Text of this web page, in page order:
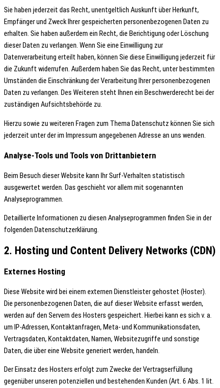
Sie haben jederzeit das Recht, unentgeltlich Auskunft über Herkunft,
Empfänger und Zweck Ihrer gespeicherten personenbezogenen Daten zu
erhalten. Sie haben außerdem ein Recht, die Berichtigung oder Löschung
dieser Daten zu verlangen. Wenn Sie eine Einwilligung zur
Datenverarbeitung erteilt haben, können Sie diese Einwilligung jederzeit für
die Zukunft widerrufen. Außerdem haben Sie das Recht, unter bestimmten
Umständen die Einschränkung der Verarbeitung Ihrer personenbezogenen
Daten zu verlangen. Des Weiteren steht Ihnen ein Beschwerderecht bei der
zuständigen Aufsichtsbehörde zu.
Hierzu sowie zu weiteren Fragen zum Thema Datenschutz können Sie sich
jederzeit unter der im Impressum angegebenen Adresse an uns wenden.
Analyse-Tools und Tools von Dritt­anbietern
Beim Besuch dieser Website kann Ihr Surf-Verhalten statistisch
ausgewertet werden. Das geschieht vor allem mit sogenannten
Analyseprogrammen.
Detaillierte Informationen zu diesen Analyseprogrammen finden Sie in der
folgenden Datenschutzerklärung.
2. Hosting und Content Delivery Networks (CDN)
Externes Hosting
Diese Website wird bei einem externen Dienstleister gehostet (Hoster).
Die personenbezogenen Daten, die auf dieser Website erfasst werden,
werden auf den Servern des Hosters gespeichert. Hierbei kann es sich v. a.
um IP-Adressen, Kontaktanfragen, Meta- und Kommunikationsdaten,
Vertragsdaten, Kontaktdaten, Namen, Websitezugriffe und sonstige
Daten, die über eine Website generiert werden, handeln.
Der Einsatz des Hosters erfolgt zum Zwecke der Vertragserfüllung
gegenüber unseren potenziellen und bestehenden Kunden (Art. 6 Abs. 1 lit.